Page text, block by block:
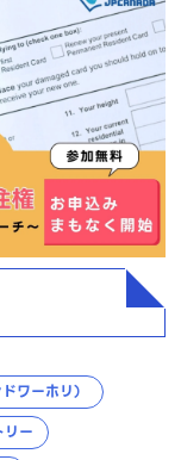
ワーホリ）
リー